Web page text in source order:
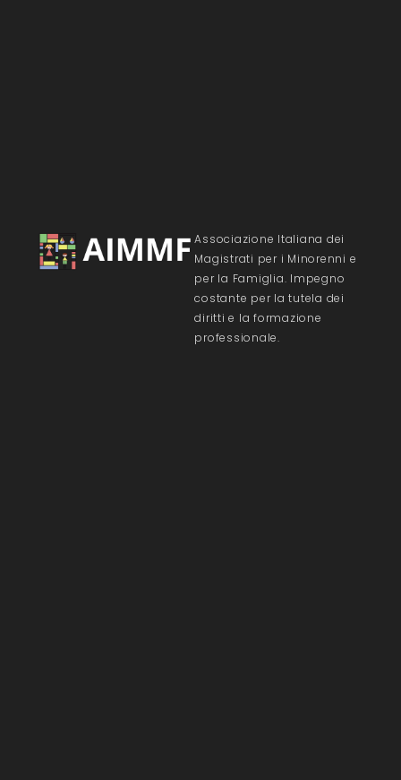
Associazione Italiana dei
Magistrati per i Minorenni e
per la Famiglia. Impegno
costante per la tutela dei
diritti e la formazione
professionale.